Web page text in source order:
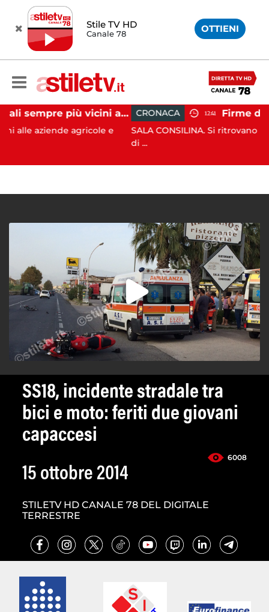
Stile TV HD
Canale 78 OTTIENI
Cinghiali sempre più vicini all'uomo: nel Cilento una famigliola arriva fino alla spiaggia
agricole e
CRONACA 12:41
SALA CONSILINA. Si ritrovano liquidatori e
SS18, incidente stradale tra
bici e moto: feriti due giovani
capaccesi
6008
15 ottobre 2014
STILETV HD CANALE 78 DEL DIGITALE
TERRESTRE